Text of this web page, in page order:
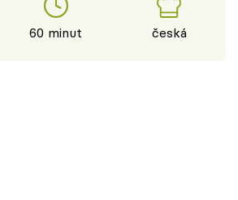
60 minut česká